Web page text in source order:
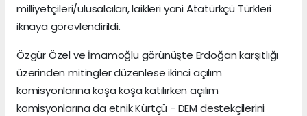
milliyetçileri/ulusalcıları, laikleri yani Atatürkçü Türkleri
iknaya görevlendirildi.
Özgür Özel ve İmamoğlu görünüşte Erdoğan karşıtlığı
üzerinden mitingler düzenlese ikinci açılım
komisyonlarına koşa koşa katılırken açılım
komisyonlarına da etnik Kürtçü - DEM destekçilerini